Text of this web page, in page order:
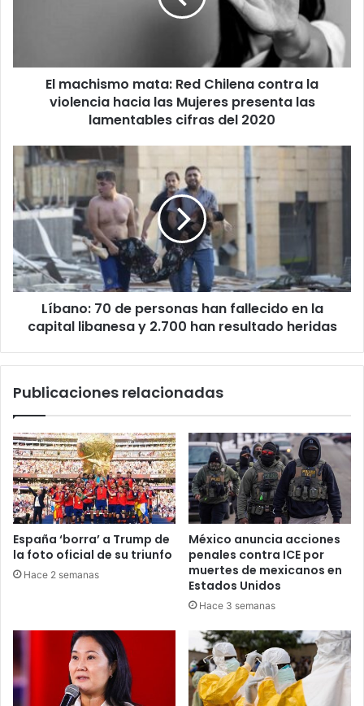
hacia
Mujeres
lamentables
cifras
del
2020
El machismo mata: Red Chilena contra la
violencia hacia las Mujeres presenta las
lamentables cifras del 2020
Líbano:
de
personas
han
fallecido
en
la
capital
libanesa
heridas
Líbano: 70 de personas han fallecido en la
capital libanesa y 2.700 han resultado heridas
Publicaciones relacionadas
España ‘borra’ a Trump de
la foto oficial de su triunfo
Hace 2 semanas
México anuncia acciones
penales contra ICE por
muertes de mexicanos en
Estados Unidos
Hace 3 semanas